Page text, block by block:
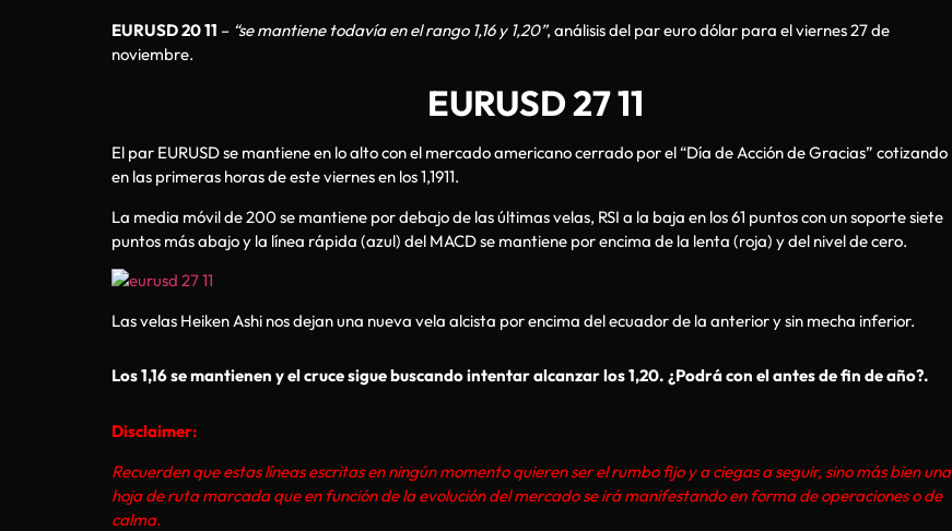
EURUSD 20 11 – “se mantiene todavía en el rango 1,16 y 1,20”, análisis del par euro dólar para el viernes 27 de
noviembre.
EURUSD 27 11
El par EURUSD se mantiene en lo alto con el mercado americano cerrado por el “Día de Acción de Gracias” cotizando
en las primeras horas de este viernes en los 1,1911.
La media móvil de 200 se mantiene por debajo de las últimas velas, RSI a la baja en los 61 puntos con un soporte siete
puntos más abajo y la línea rápida (azul) del MACD se mantiene por encima de la lenta (roja) y del nivel de cero.
Las velas Heiken Ashi nos dejan una nueva vela alcista por encima del ecuador de la anterior y sin mecha inferior.
Los 1,16 se mantienen y el cruce sigue buscando intentar alcanzar los 1,20. ¿Podrá con el antes de fin de año?.
Disclaimer:
Recuerden que estas líneas escritas en ningún momento quieren ser el rumbo fijo y a ciegas a seguir, sino más bien una
hoja de ruta marcada que en función de la evolución del mercado se irá manifestando en forma de operaciones o de
calma.